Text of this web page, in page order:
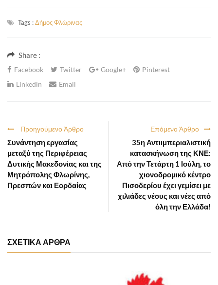
Tags :Δήμος Φλώρινας
Share :
Facebook Twitter Google+
Pinterest
Linkedin
Email
Επόμενο Άρθρο
35η Αντιιμπεριαλιστική
κατασκήνωση της ΚΝΕ:
Από την Τετάρτη 1 Ιούλη, το
χιονοδρομικό κέντρο
Πισοδερίου έχει γεμίσει με
χιλιάδες νέους και νέες από
όλη την Ελλάδα!
Προηγούμενο Άρθρο
Συνάντηση εργασίας
μεταξύ της Περιφέρειας
Δυτικής Μακεδονίας και της
Μητρόπολης Φλωρίνης,
Πρεσπών και Εορδαίας
ΣΧΕΤΙΚΑ ΑΡΘΡΑ